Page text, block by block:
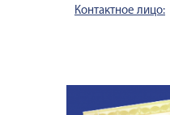
Контактное лицо: